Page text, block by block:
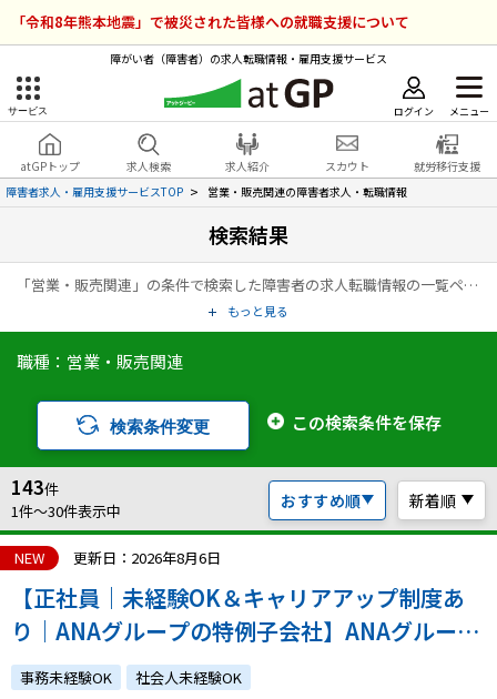
「令和8年熊本地震」で被災された皆様への就職支援について
障がい者（障害者）の求人転職情報・雇用支援サービス
サービス ログイン メニュー
atGPトップ 求人検索 求人紹介 スカウト
就労移行支援
障害者求人・雇用支援サービスTOP
営業・販売関連の障害者求人・転職情報
検索結果
「営業・販売関連」の条件で検索した障害者の求人転職情報の一覧ページです。アットジーピー（atGP）は、障害者の求人情報・障害者専門の転職支援サービス（エージェント）・就労移行支援事業所など、雇用に関する様々なサービスを展開している障害者の「働く」をトータルでサポートするサービスです。
もっと見る
職種：営業・販売関連
検索条件変更 この検索条件を保存
おすすめ順 新着順
143件
1件〜30件表示中
NEW 更新日：2026年8月6日
【正社員｜未経験OK＆キャリアアップ制度あ
り｜ANAグループの特例子会社】ANAグループ
関連施設内のコンビニスタッフ
事務未経験OK 社会人未経験OK
障害者雇用のアットジーピー
サービスラインナップ
障害者専門の就転職支援サービス
障害者アスリート専門の就転職支援サービス
ハイスキルな障害者の転職支援サービス
障害のある新卒学生専門の就職エージェントサービス
ログイン 会員登録 無料
求人を検索する
求人を紹介してもらう
スカウトを受ける
就労移行支援サービス
就職・転職ノウハウ
お問い合わせ・よくある質問